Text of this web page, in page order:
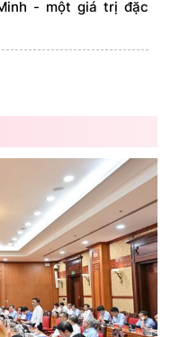
- một giá trị đặc